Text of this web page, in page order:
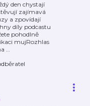
den chystají
zajímavá
a zpovídají
díly podcastu
pohodlně
mujRozhlas
…